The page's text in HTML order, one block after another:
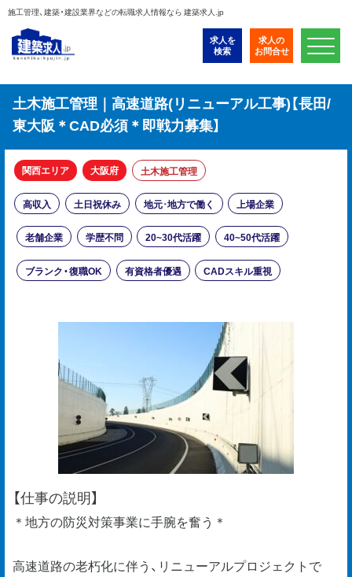
施工管理、建築・建設業界などの転職求人情報なら 建築求人.jp
求人を
検索
求人の
お問合せ
土木施工管理｜高速道路(リニューアル工事)【長田/
東大阪＊CAD必須＊即戦力募集】
関西エリア 大阪府 土木施工管理
高収入 土日祝休み 地元･地方で働く 上場企業
老舗企業 学歴不問 20~30代活躍 40~50代活躍
ブランク・復職OK 有資格者優遇 CADスキル重視
【仕事の説明】
＊地方の防災対策事業に手腕を奮う＊
高速道路の老朽化に伴う、リニューアルプロジェクトで